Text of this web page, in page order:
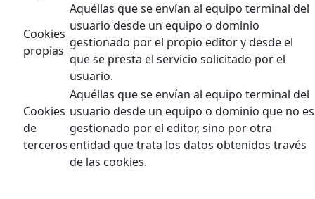
Cookies
propias
Aquéllas que se envían al equipo terminal del
usuario desde un equipo o dominio
gestionado por el propio editor y desde el
que se presta el servicio solicitado por el
usuario.
Cookies
de
terceros
Aquéllas que se envían al equipo terminal del
usuario desde un equipo o dominio que no es
gestionado por el editor, sino por otra
entidad que trata los datos obtenidos través
de las cookies.